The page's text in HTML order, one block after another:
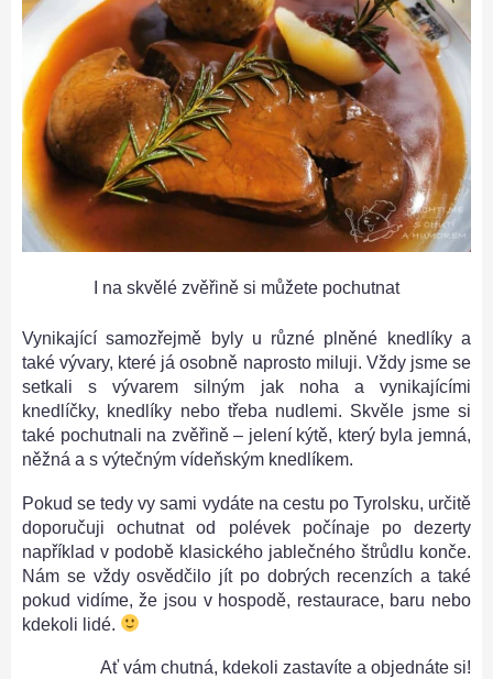
I na skvělé zvěřině si můžete pochutnat
Vynikající samozřejmě byly u různé plněné knedlíky a
také vývary, které já osobně naprosto miluji. Vždy jsme se
setkali s vývarem silným jak noha a vynikajícími
knedlíčky, knedlíky nebo třeba nudlemi. Skvěle jsme si
také pochutnali na zvěřině – jelení kýtě, který byla jemná,
něžná a s výtečným vídeňským knedlíkem.
Pokud se tedy vy sami vydáte na cestu po Tyrolsku, určitě
doporučuji ochutnat od polévek počínaje po dezerty
například v podobě klasického jablečného štrůdlu konče.
Nám se vždy osvědčilo jít po dobrých recenzích a také
pokud vidíme, že jsou v hospodě, restaurace, baru nebo
kdekoli lidé.
Ať vám chutná, kdekoli zastavíte a objednáte si!